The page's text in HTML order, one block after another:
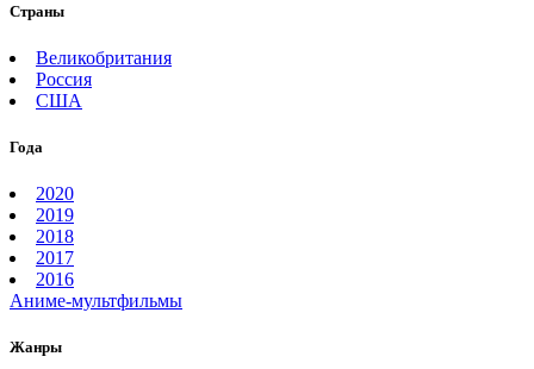
Страны
Великобритания
Россия
США
Года
2020
2019
2018
2017
2016
Аниме-мультфильмы
Жанры